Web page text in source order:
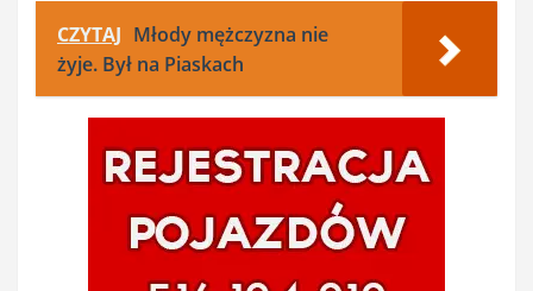
CZYTAJ Młody mężczyzna nie
żyje. Był na Piaskach